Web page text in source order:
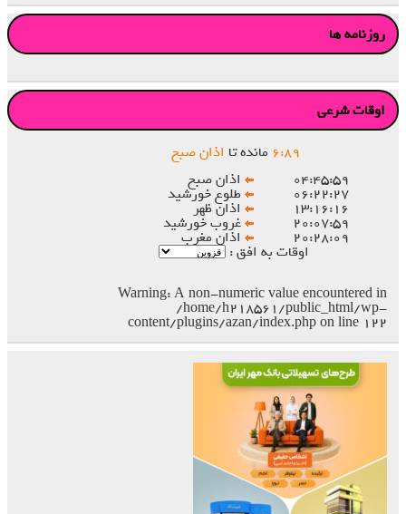
روزنامه ها
اوقات شرعی
۶:۸۹ مانده تا اذان صبح
۰۴:۴۵:۵۹
اذان صبح
۰۶:۲۲:۲۷ طلوع خورشید
۱۳:۱۶:۱۶ اذان ظهر
۲۰:۰۷:۵۹ غروب خورشید
۲۰:۲۸:۰۹ اذان مغرب
اوقات به افق :
Warning: A non-numeric value encountered in
/home/h218561/public_html/wp-
content/plugins/azan/index.phpon line ۱۲۲